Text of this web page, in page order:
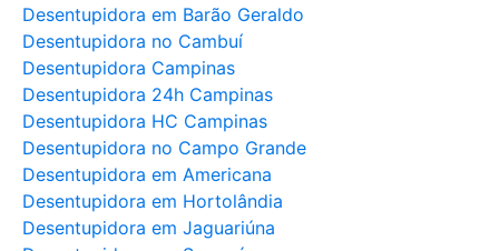
Desentupidora em Barão Geraldo
Desentupidora no Cambuí
Desentupidora Campinas
Desentupidora 24h Campinas
Desentupidora HC Campinas
Desentupidora no Campo Grande
Desentupidora em Americana
Desentupidora em Hortolândia
Desentupidora em Jaguariúna